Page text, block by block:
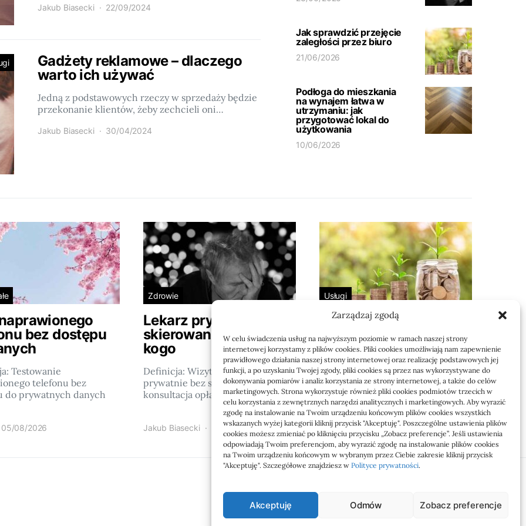
Zarządzaj zgodą
W celu świadczenia usług na najwyższym poziomie w ramach naszej strony
internetowej korzystamy z plików cookies. Pliki cookies umożliwiają nam zapewnienie
prawidłowego działania naszej strony internetowej oraz realizację podstawowych jej
funkcji, a po uzyskaniu Twojej zgody, pliki cookies są przez nas wykorzystywane do
dokonywania pomiarów i analiz korzystania ze strony internetowej, a także do celów
marketingowych. Strona wykorzystuje również pliki cookies podmiotów trzecich w
celu korzystania z zewnętrznych narzędzi analitycznych i marketingowych. Aby wyrazić
zgodę na instalowanie na Twoim urządzeniu końcowym plików cookies wszystkich
wskazanych wyżej kategorii kliknij przycisk "Akceptuję". Poszczególne ustawienia plików
cookies możesz zmieniać po kliknięciu przycisku „Zobacz preferencje”. Jeśli ustawienia
odpowiadają Twoim preferencjom, aby wyrazić zgodę na instalowanie plików cookies
na Twoim urządzeniu końcowym w wybranym przez Ciebie zakresie kliknij przycisk
"Akceptuję". Szczegółowe znajdziesz w Polityce prywatności.
Akceptuję Odmów Zobacz preferencje
Jakub Biasecki 22/09/2024
Gadżety reklamowe – dlaczego
warto ich używać
Jedną z podstawowych rzeczy w sprzedaży będzie
przekonanie klientów, żeby zechcieli oni…
Jakub Biasecki 30/04/2024
Jak sprawdzić przejęcie
zaległości przez biuro
21/06/2026
Podłoga do mieszkania
na wynajem łatwa w
utrzymaniu: jak
przygotować lokal do
użytkowania
10/06/2026
bez dostępu
Testowanie
telefonu bez
do prywatnych danych
05/08/2026
Zdrowie
Lekarz prywatnie bez
skierowania: kiedy i dla
kogo
Definicja: Wizyta u lekarza
prywatnie bez skierowania to
konsultacja opłacana…
Jakub Biasecki 23/06/2026
Usługi
Jak sprawdzić
przejęcie zaległości
przez biuro
Definicja: Weryfikacja, czy nowe
biuro rachunkowe przejmie
zaległości w dokumentach,…
Jola 21/06/2026